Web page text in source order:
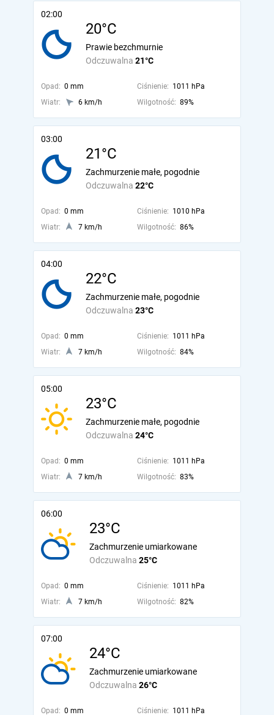
02:00
20°C
Odczuwalna 21°C
Prawie bezchmurnie
Opad: 0 mm Ciśnienie: 1011 hPa
Wiatr:
6 km/h Wilgotność: 89%
03:00
21°C
Odczuwalna 22°C
Zachmurzenie małe, pogodnie
Opad: 0 mm Ciśnienie: 1010 hPa
Wiatr:
7 km/h Wilgotność: 86%
04:00
22°C
Odczuwalna 23°C
Zachmurzenie małe, pogodnie
Opad: 0 mm Ciśnienie: 1011 hPa
Wiatr:
7 km/h Wilgotność: 84%
05:00
23°C
Odczuwalna 24°C
Zachmurzenie małe, pogodnie
Opad: 0 mm Ciśnienie: 1011 hPa
Wiatr:
7 km/h Wilgotność: 83%
06:00
23°C
Odczuwalna 25°C
Zachmurzenie umiarkowane
Opad: 0 mm Ciśnienie: 1011 hPa
Wiatr:
7 km/h Wilgotność: 82%
07:00
24°C
Odczuwalna 26°C
Zachmurzenie umiarkowane
Opad: 0 mm Ciśnienie: 1011 hPa